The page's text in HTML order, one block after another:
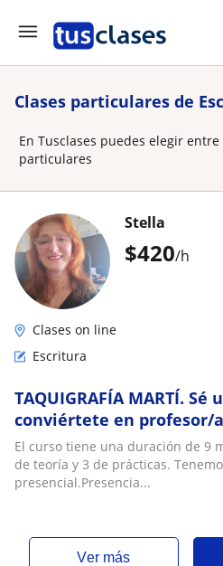
Clases particulares de
En Tusclases puedes elegir
particulares
$420/h
Stella
Clases on line
Escritura
TAQUIGRAFÍA MARTÍ.
conviértete en profesor/
El curso tiene una duración de 9
de teoría y 3 de prácticas.
presencial.Presencia...
ver más